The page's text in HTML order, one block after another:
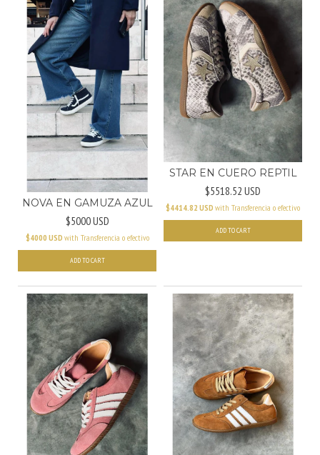
NOVA EN GAMUZA AZUL
$5000 USD
$4000 USD with Transferencia o efectivo
ADD TO CART
STAR EN CUERO REPTIL
$5518.52 USD
$4414.82 USD with Transferencia o efectivo
ADD TO CART